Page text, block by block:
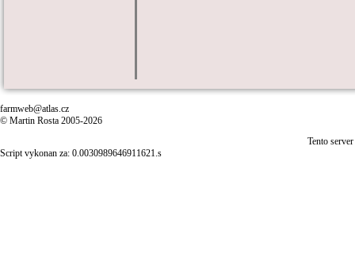
farmweb@atlas.cz
© Martin Rosta 2005-2026
Tento
Script vykonan za: 0.0030989646911621.s